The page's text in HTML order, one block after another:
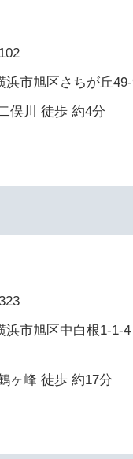
浜市旭区さちが丘
俣川 徒歩 約4分
浜市旭区中白根1-1-
ヶ峰 徒歩 約17分